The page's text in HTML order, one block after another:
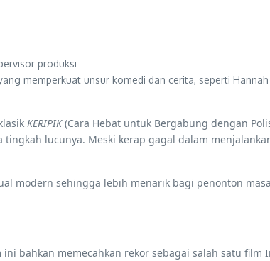
produksi
memperkuat unsur komedi dan cerita, seperti
KERIPIK(Cara Hebat untuk Bergabung dengan
lucunya. Meski kerap gagal dalam
modern sehingga lebih menarik bagi penonton
bahkan memecahkan rekor sebagai salah satu